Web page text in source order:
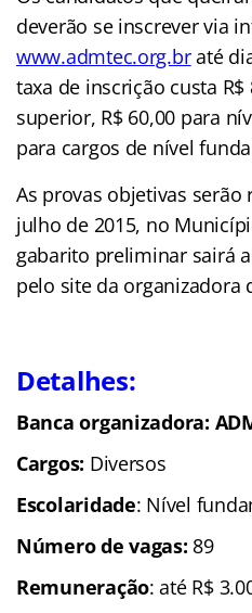
deverão se inscrever via
www.admtec.org.braté
taxa de inscrição custa R$
superior, R$ 60,00 para
para cargos de nível
As provas objetivas serão
julho de 2015, no
gabarito preliminar sairá
pelo site da organizadora
Detalhes:
Banca organizadora:
Cargos: Diversos
Escolaridade: Nível
Número de vagas: 89
Remuneração: até R$